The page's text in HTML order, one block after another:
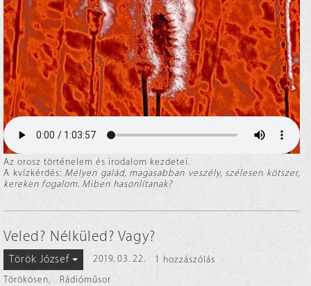
Az orosz történelem és irodalom kezdetei.
A kvízkérdés: Mélyen galád, magasabban veszély, szélesen kötszer,
kereken fogalom. Miben hasonlítanak?
Veled? Nélküled? Vagy?
Török József 2019. 03. 22.
1 hozzászólás
Törökösen, Rádióműsor